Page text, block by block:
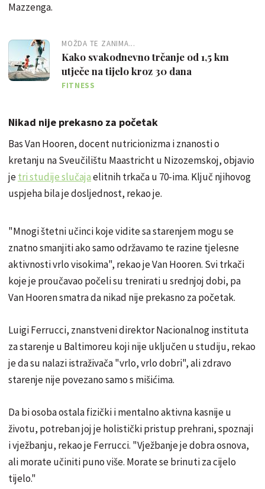
Mazzenga.
MOŽDA TE ZANIMA...
Kako svakodnevno trčanje od 1,5 km
utječe na tijelo kroz 30 dana
FITNESS
Nikad nije prekasno za početak
Bas Van Hooren, docent nutricionizma i znanosti o
kretanju na Sveučilištu Maastricht u Nizozemskoj, objavio
jetri studije slučajaelitnih trkača u 70-ima. Ključ njihovog
uspjeha bila je dosljednost, rekao je.
"Mnogi štetni učinci koje vidite sa starenjem mogu se
znatno smanjiti ako samo održavamo te razine tjelesne
aktivnosti vrlo visokima", rekao je Van Hooren. Svi trkači
koje je proučavao počeli su trenirati u srednjoj dobi, pa
Van Hooren smatra da nikad nije prekasno za početak.
Luigi Ferrucci, znanstveni direktor Nacionalnog instituta
za starenje u Baltimoreu koji nije uključen u studiju, rekao
je da su nalazi istraživača "vrlo, vrlo dobri", ali zdravo
starenje nije povezano samo s mišićima.
Da bi osoba ostala fizički i mentalno aktivna kasnije u
životu, potreban joj je holistički pristup prehrani, spoznaji
i vježbanju, rekao je Ferrucci. "Vježbanje je dobra osnova,
ali morate učiniti puno više. Morate se brinuti za cijelo
tijelo."